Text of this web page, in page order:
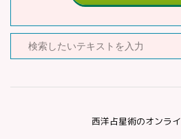
西洋占星術のオンラ